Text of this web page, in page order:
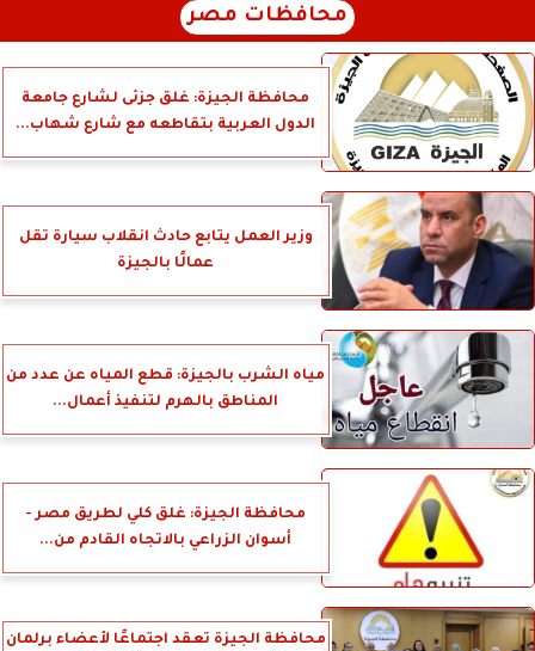
محافظات مصر
محافظة الجيزة: غلق جزئى لشارع جامعة
الدول العربية بتقاطعه مع شارع شهاب...
وزير العمل يتابع حادث انقلاب سيارة تقل
عمالًا بالجيزة
مياه الشرب بالجيزة: قطع المياه عن عدد من
المناطق بالهرم لتنفيذ أعمال...
محافظة الجيزة: غلق كلي لطريق مصر -
أسوان الزراعي بالاتجاه القادم من...
محافظة الجيزة تعقد اجتماعًا لأعضاء برلمان